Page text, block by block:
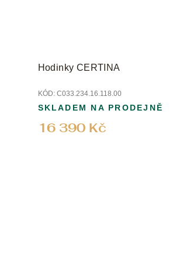
Hodinky CERTINA
KÓD: C033.234.16.118.00
16 390 Kč
SKLADEM NA PRODEJNĚ